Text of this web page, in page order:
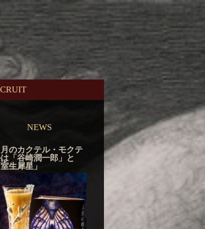
NEWS
月のカクテル・モクテ
「谷崎潤一郎」と
室生犀星」